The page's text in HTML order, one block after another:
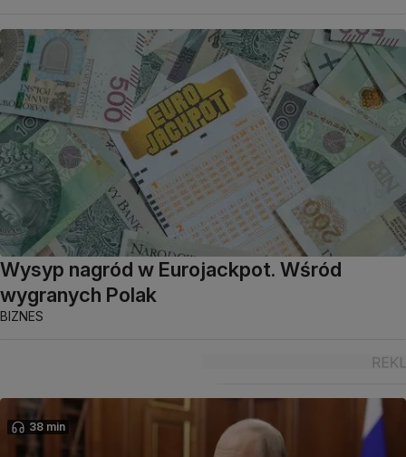
Wysyp nagród w Eurojackpot. Wśród
wygranych Polak
BIZNES
38 min